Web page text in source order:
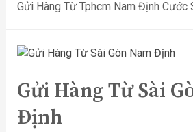
Gửi Hàng Từ Tphcm Nam Định Cước
Gửi Hàng Từ Sài
Định